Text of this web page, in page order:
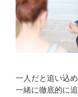
arrow_back_iosPrevious
一人だと追い込
一緒に徹底的に